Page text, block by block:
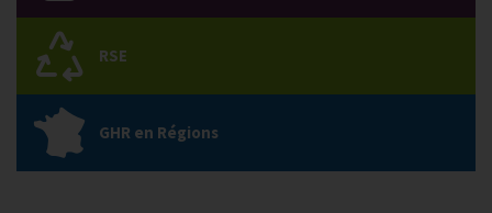
RSE
GHR en Régions